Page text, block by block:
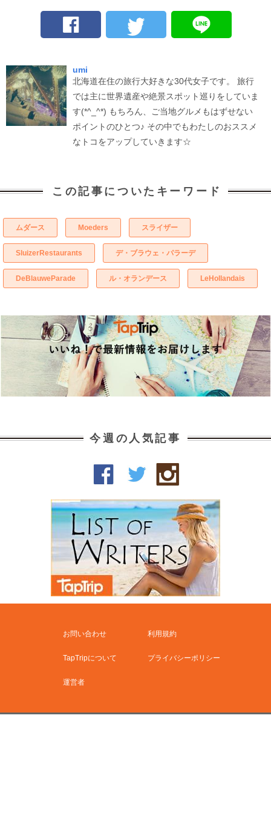
umi
北海道在住の旅行大好きな30代女子です。 旅行
では主に世界遺産や絶景スポット巡りをしていま
す(*^_^*) もちろん、ご当地グルメもはずせない
ポイントのひとつ♪ その中でもわたしのおススメ
なトコをアップしていきます☆
この記事についたキーワード
ムダース Moeders スライザー
SluizerRestaurants デ・ブラウェ・パラーデ
DeBlauweParade ル・オランデース LeHollandais
今週の人気記事
お問い合わせ 利用規約
TapTripについて プライバシーポリシー
運営者